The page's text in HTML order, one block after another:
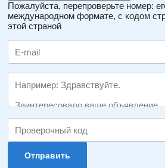
Пожалуйста, перепроверьте номер:
международном формате, с кодом
этой страной